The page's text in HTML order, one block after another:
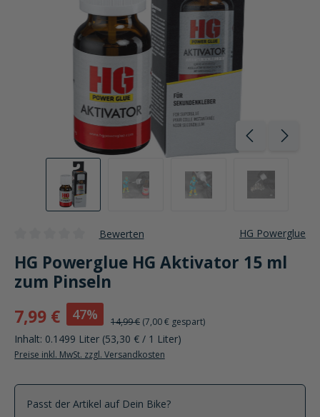
Bewerten HG Powerglue
HG Powerglue HG Aktivator 15 ml
zum Pinseln
7,99 €
47% 14,99 € (7,00 € gespart)
Inhalt: 0.1499 Liter (53,30 € / 1 Liter)
Preise inkl. MwSt. zzgl. Versandkosten
Passt der Artikel auf Dein Bike?